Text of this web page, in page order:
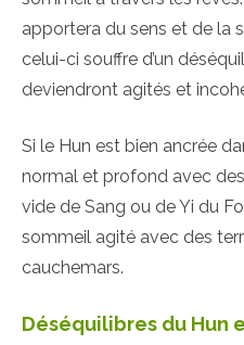
apportera du sens et de la
celui-ci souffre d’un
deviendront agités et
Si le Hun est bien ancrée
normal et profond avec
vide de Sang ou de Yi du
sommeil agité avec des
cauchemars.
Déséquilibres du Hun